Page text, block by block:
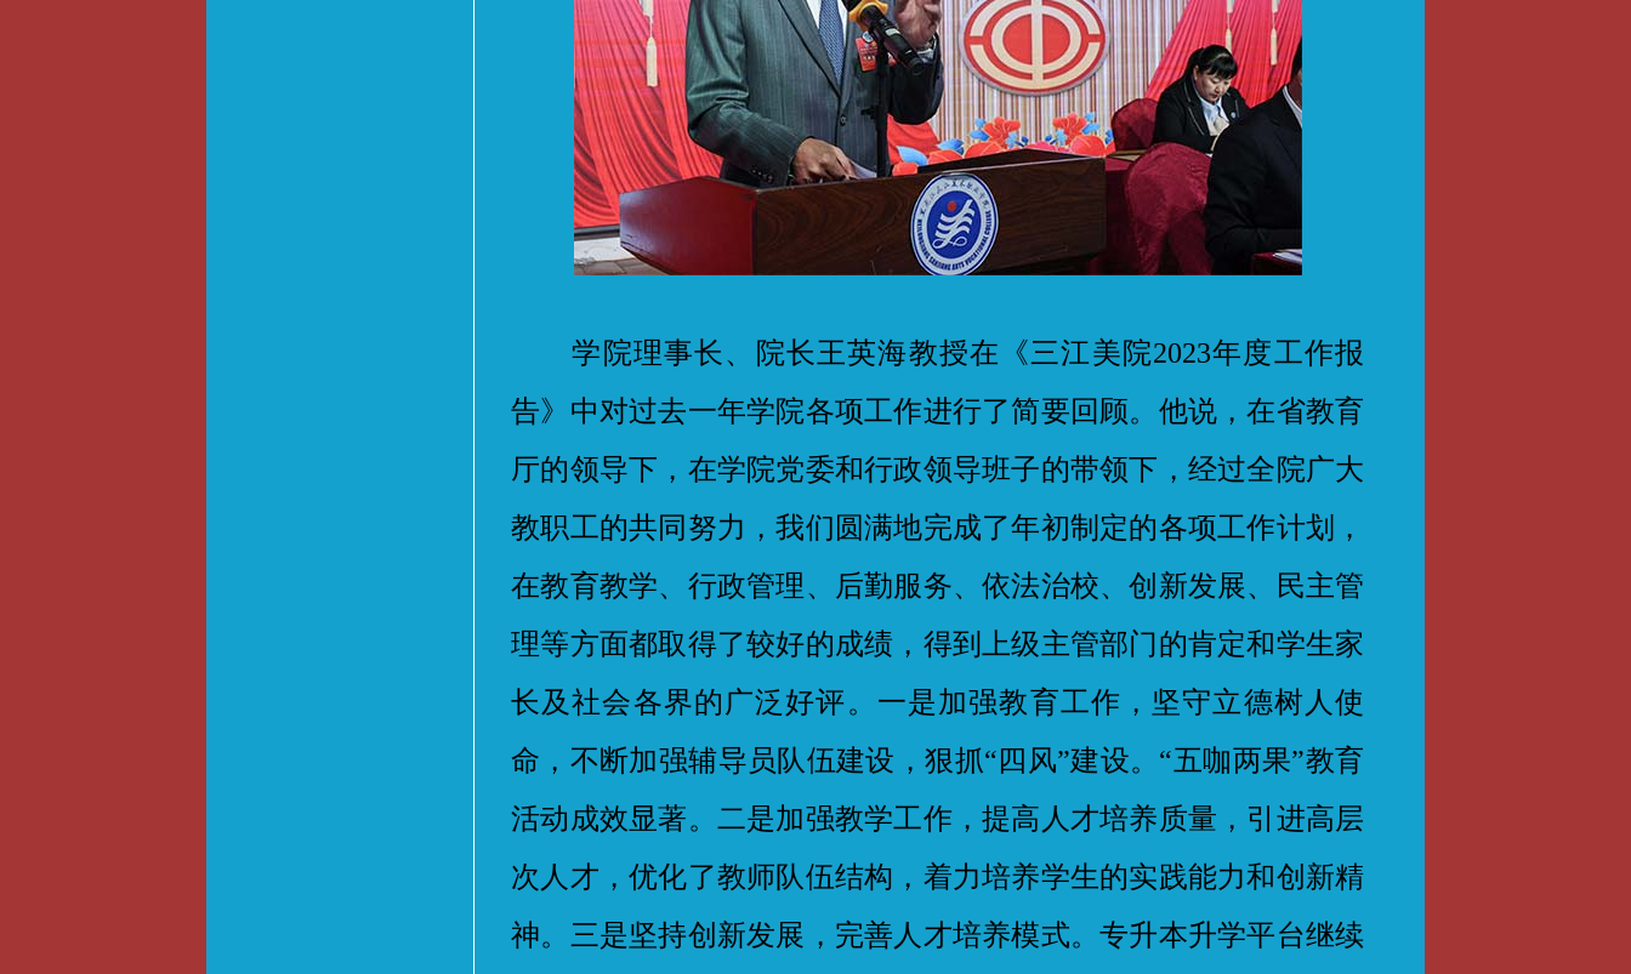
学院理事长、院长王英海教授在《三江美院2023年度工作报
告》中对过去一年学院各项工作进行了简要回顾。他说，在省教育
厅的领导下，在学院党委和行政领导班子的带领下，经过全院广大
教职工的共同努力，我们圆满地完成了年初制定的各项工作计划，
在教育教学、行政管理、后勤服务、依法治校、创新发展、民主管
理等方面都取得了较好的成绩，得到上级主管部门的肯定和学生家
长及社会各界的广泛好评。一是加强教育工作，坚守立德树人使
命，不断加强辅导员队伍建设，狠抓“四风”建设。“五咖两果”教育
活动成效显著。二是加强教学工作，提高人才培养质量，引进高层
次人才，优化了教师队伍结构，着力培养学生的实践能力和创新精
神。三是坚持创新发展，完善人才培养模式。专升本升学平台继续